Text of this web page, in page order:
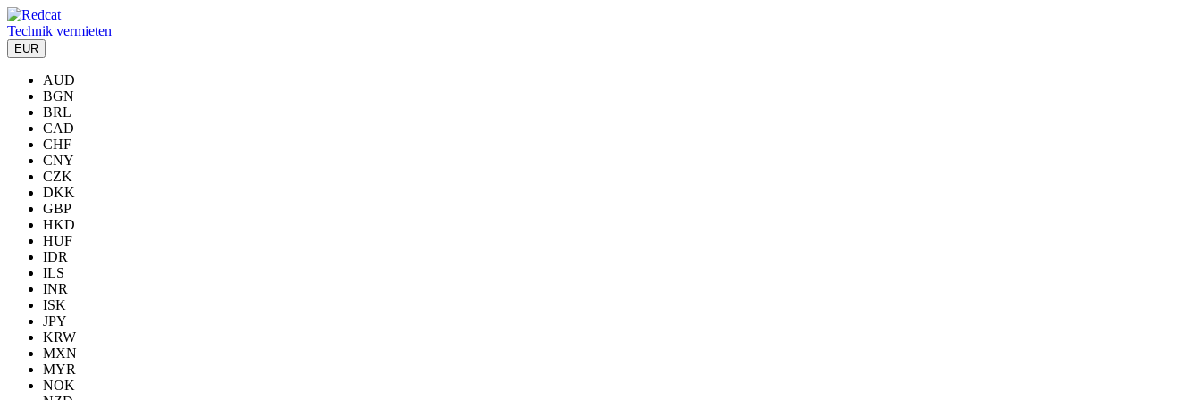
Technik vermieten
EUR
AUD
BGN
BRL
CAD
CHF
CNY
CZK
DKK
GBP
HKD
HUF
IDR
ILS
INR
ISK
JPY
KRW
MXN
MYR
NOK